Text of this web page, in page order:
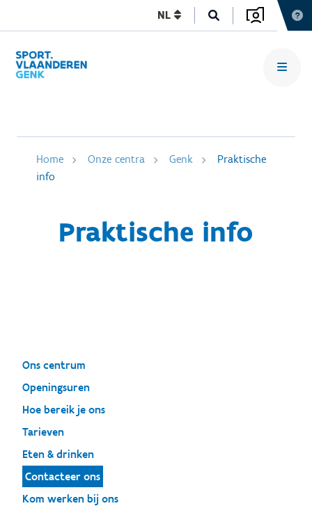
NL
Home Onze centra Genk
Praktische
info
Praktische info
Ons centrum
Openingsuren
Hoe bereik je ons
Tarieven
Eten & drinken
Contacteer ons
Kom werken bij ons